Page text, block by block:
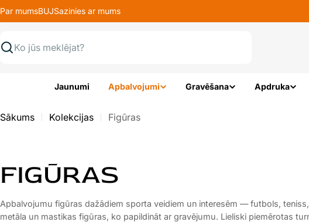
Pāriet
uz
Par mumsBUJSazinies ar mums
Meklēt
Jaunumi Apbalvojumi Gravēšana Apdruka
Sākums Kolekcijas Figūras
K
A
FIGŪRAS
Apbalvojumu figūras dažādiem sporta veidiem un interesēm — futbols,
metāla un mastikas figūras, ko papildināt ar gravējumu. Lieliski piemērotas